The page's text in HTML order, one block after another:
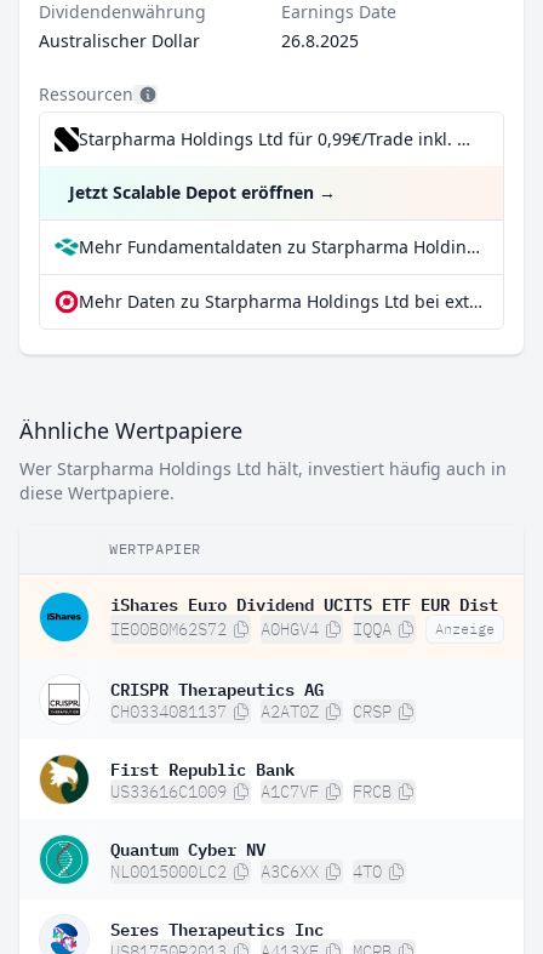
Dividendenwährung
Australischer Dollar
Earnings Date
26.8.2025
Ressourcen
Starpharma Holdings Ltd für 0,99€/Trade inkl. Dividend Reinvestment Plan
Jetzt Scalable Depot eröffnen →
Mehr Fundamentaldaten zu Starpharma Holdings Ltd bei Parqet
Mehr Daten zu Starpharma Holdings Ltd bei extraETF
Ähnliche Wertpapiere
Wer Starpharma Holdings Ltd hält, investiert häufig auch in
diese Wertpapiere.
WERTPAPIER
iShares Euro Dividend UCITS ETF EUR Dist
IE00B0M62S72 A0HGV4 IQQA Anzeige
CRISPR Therapeutics AG
CH0334081137 A2AT0Z CRSP
First Republic Bank
US33616C1009 A1C7VF FRCB
Quantum Cyber NV
NL0015000LC2 A3C6XX 4TO
Seres Therapeutics Inc